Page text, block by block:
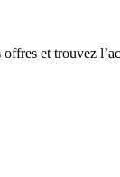
et trouvez